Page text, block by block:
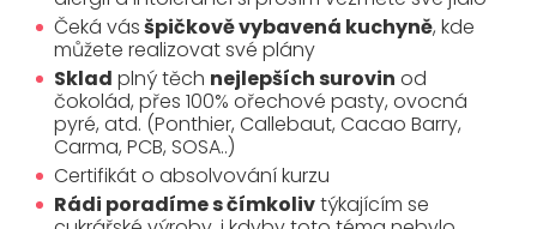
Čeká vásšpičkově vybavená kuchyně, kde
můžete realizovat své plány
Sklad plný těch nejlepších surovin od
čokolád, přes 100% ořechové pasty, ovocná
pyré, atd. (Ponthier, Callebaut, Cacao Barry,
Carma, PCB, SOSA..)
Certifikát o absolvování kurzu
Rádi poradíme s čímkolivtýkajícím se